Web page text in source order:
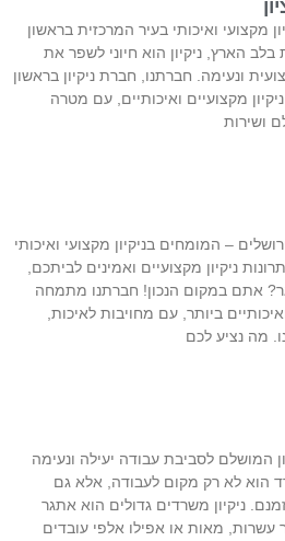
מקצועי ואיכותי בעיר המרכזית בראשון
הארץ, ניקיון הוא חיוני לשפר את
ונעימה. חברתנו, חברת ניקיון בראשון
מקצועיים ואיכותיים, עם מטרה
– המומחים בניקיון מקצועי ואיכותי
מקצועיים ואמינים לביתכם,
במקום הנכון! חברתנו מתמחה
ביותר, עם מחויבות לאיכות,
נציע לכם
לסביבת עבודה יעילה ונעימה
לא רק מקום לעבודה, אלא גם
ניקיון משרדים גדולים הוא אתגר
מאות או אפילו אלפי עובדים